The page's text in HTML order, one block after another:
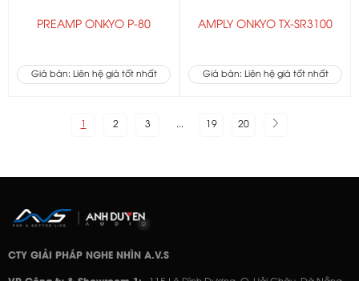
PREAMP ONKYO P-80
Giá bán: Liên hệ giá tốt nhất
AMPLY ONKYO TX-SR3100
Giá bán: Liên hệ giá tốt nhất
2 3 ... 19 20
CTY GIẢI PHÁP NGHE NHÌN A.V.S